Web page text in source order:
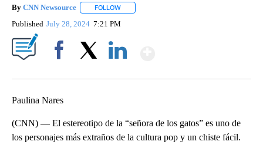
By CNN Newsource FOLLOW
Published July 28, 2024 7:21 PM
Paulina Nares
(CNN) — El estereotipo de la “señora de los gatos” es uno de
los personajes más extraños de la cultura pop y un chiste fácil.